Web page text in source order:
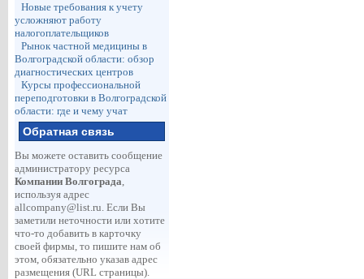
Новые требования к учету
усложняют работу
налогоплательщиков
Рынок частной медицины в
Волгоградской области: обзор
диагностических центров
Курсы профессиональной
переподготовки в Волгоградской
области: где и чему учат
Обратная связь
Вы можете оставить сообщение
администратору ресурса
Компании Волгограда,
используя адрес
allcompany@list.ru. Если Вы
заметили неточности или хотите
что-то добавить в карточку
своей фирмы, то пишите нам об
этом, обязательно указав адрес
размещения (URL страницы).